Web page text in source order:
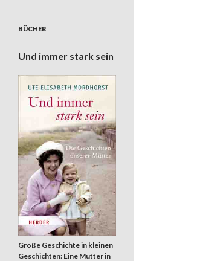
BÜCHER
Und immer stark sein
Große Geschichte in kleinen
Geschichten: Eine Mutter in